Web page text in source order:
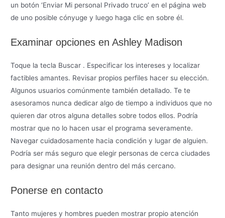
un botón ‘Enviar Mi personal Privado truco’ en el página web
de uno posible cónyuge y luego haga clic en sobre él.
Examinar opciones en Ashley Madison
Toque la tecla Buscar . Especificar los intereses y localizar
factibles amantes. Revisar propios perfiles hacer su elección.
Algunos usuarios comúnmente también detallado. Te te
asesoramos nunca dedicar algo de tiempo a individuos que no
quieren dar otros alguna detalles sobre todos ellos. Podría
mostrar que no lo hacen usar el programa severamente.
Navegar cuidadosamente hacia condición y lugar de alguien.
Podría ser más seguro que elegir personas de cerca ciudades
para designar una reunión dentro del más cercano.
Ponerse en contacto
Tanto mujeres y hombres pueden mostrar propio atención